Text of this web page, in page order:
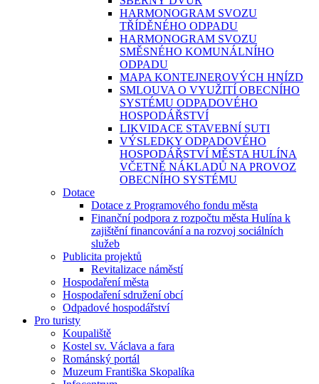
HARMONOGRAM SVOZU
TŘÍDĚNÉHO ODPADU
HARMONOGRAM SVOZU
SMĚSNÉHO KOMUNÁLNÍHO
ODPADU
MAPA KONTEJNEROVÝCH HNÍZD
SMLOUVA O VYUŽITÍ OBECNÍHO
SYSTÉMU ODPADOVÉHO
HOSPODÁŘSTVÍ
LIKVIDACE STAVEBNÍ SUTI
VÝSLEDKY ODPADOVÉHO
HOSPODÁŘSTVÍ MĚSTA HULÍNA
VČETNĚ NÁKLADŮ NA PROVOZ
OBECNÍHO SYSTÉMU
Dotace
Dotace z Programového fondu města
Finanční podpora z rozpočtu města Hulína k
zajištění financování a na rozvoj sociálních
služeb
Publicita projektů
Revitalizace náměstí
Hospodaření města
Hospodaření sdružení obcí
Odpadové hospodářství
Pro turisty
Koupaliště
Kostel sv. Václava a fara
Románský portál
Muzeum Františka Skopalíka